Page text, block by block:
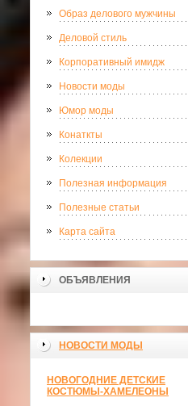
Образ делового мужчины
Деловой стиль
Корпоративный имидж
Новости моды
Юмор моды
Конаткты
Колекции
Полезная информация
Полезные статьи
Карта сайта
ОБЪЯВЛЕНИЯ
НОВОСТИ МОДЫ
НОВОГОДНИЕ ДЕТСКИЕ
КОСТЮМЫ-ХАМЕЛЕОНЫ